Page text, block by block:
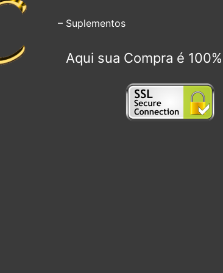
– Suplementos
Aqui sua Compra é